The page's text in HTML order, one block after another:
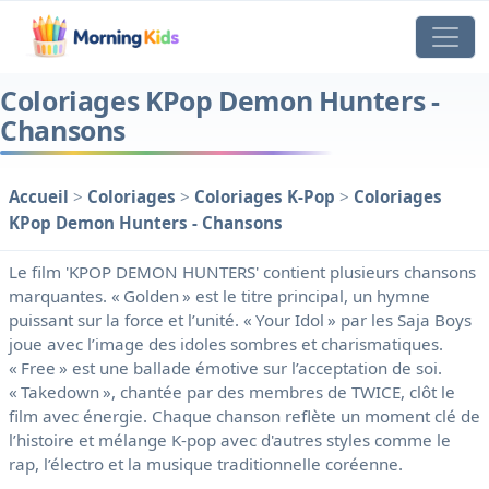
Coloriages KPop Demon Hunters -
Chansons
Accueil > Coloriages > Coloriages K-Pop > Coloriages
KPop Demon Hunters - Chansons
Le film 'KPOP DEMON HUNTERS' contient plusieurs chansons
marquantes. « Golden » est le titre principal, un hymne
puissant sur la force et l’unité. « Your Idol » par les Saja Boys
joue avec l’image des idoles sombres et charismatiques.
« Free » est une ballade émotive sur l’acceptation de soi.
« Takedown », chantée par des membres de TWICE, clôt le
film avec énergie. Chaque chanson reflète un moment clé de
l’histoire et mélange K-pop avec d'autres styles comme le
rap, l’électro et la musique traditionnelle coréenne.